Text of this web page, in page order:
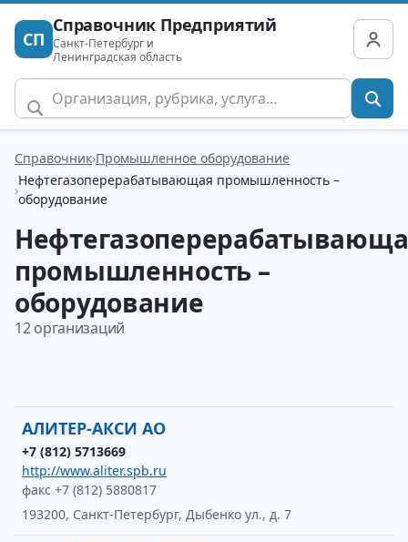
СП
Справочник Предприятий
Санкт-Петербург и
Ленинградская область
Справочник Промышленное оборудование
Нефтегазоперерабатывающая промышленность –
оборудование
промышленность –
оборудование
12 организаций
АЛИТЕР-АКСИ АО
+7 (812) 5713669
http://www.aliter.spb.ru
факс +7 (812) 5880817
193200, Санкт-Петербург, Дыбенко ул., д. 7